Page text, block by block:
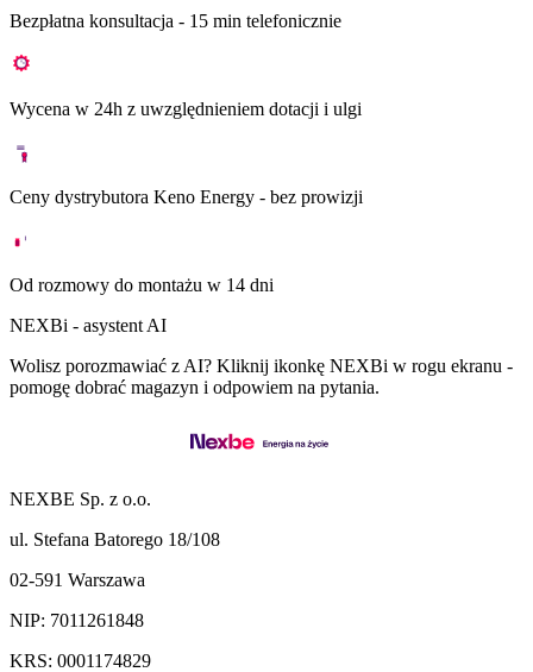
Bezpłatna konsultacja - 15 min telefonicznie
Wycena w 24h z uwzględnieniem dotacji i ulgi
Ceny dystrybutora Keno Energy - bez prowizji
Od rozmowy do montażu w 14 dni
NEXBi - asystent AI
Wolisz porozmawiać z AI? Kliknij ikonkę NEXBi w rogu ekranu -
pomogę dobrać magazyn i odpowiem na pytania.
NEXBE Sp. z o.o.
ul. Stefana Batorego 18/108
02-591 Warszawa
NIP: 7011261848
KRS: 0001174829